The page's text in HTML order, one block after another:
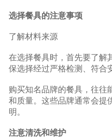
选择餐具的注意事项
了解材料来源
在选择餐具时，首先要了解
保选择经过严格检测、符合
购买知名品牌的餐具，往往
和质量。这些品牌通常会提
明。
注意清洗和维护